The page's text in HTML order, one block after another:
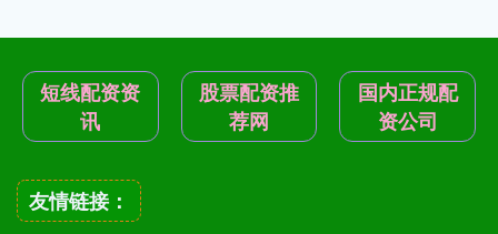
短线配资资
讯
股票配资推
荐网
国内正规配
资公司
友情链接：